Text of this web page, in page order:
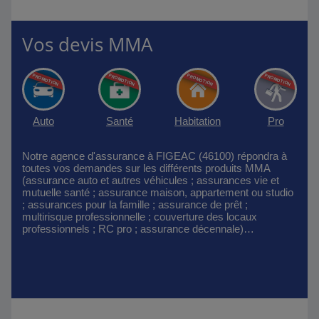
Vos devis MMA
Auto Santé Habitation Pro
Notre agence d'assurance à FIGEAC (46100) répondra à
toutes vos demandes sur les différents produits MMA
(assurance auto et autres véhicules ; assurances vie et
mutuelle santé ; assurance maison, appartement ou studio
; assurances pour la famille ; assurance de prêt ;
multirisque professionnelle ; couverture des locaux
professionnels ; RC pro ; assurance décennale)…